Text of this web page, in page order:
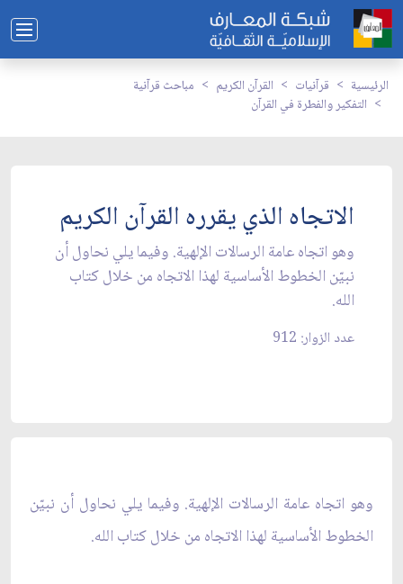
الرئيسية قرآنيات القرآن الكريم
مباحث قرآنية
التفكير والفطرة في القرآن
الاتجاه الذي يقرره القرآن الكريم
وهو اتجاه عامة الرسالات الإلهية. وفيما يلي نحاول أن
نبيّن الخطوط الأساسية لهذا الاتجاه من خلال كتاب
الله.
عدد الزوار: 912
وهو اتجاه عامة الرسالات الإلهية. وفيما يلي نحاول أن نبيّن
الخطوط الأساسية لهذا الاتجاه من خلال كتاب الله.